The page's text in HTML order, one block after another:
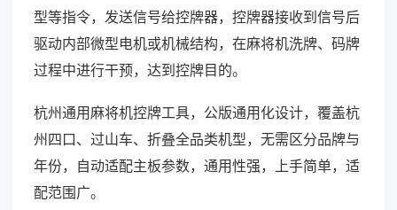
型等指令，发送信号给控牌器，控牌器接收到信号后
驱动内部微型电机或机械结构，在麻将机洗牌、码牌
过程中进行干预，达到控牌目的。
杭州通用麻将机控牌工具，公版通用化设计，覆盖杭
州四口、过山车、折叠全品类机型，无需区分品牌与
年份，自动适配主板参数，通用性强，上手简单，适
配范围广。